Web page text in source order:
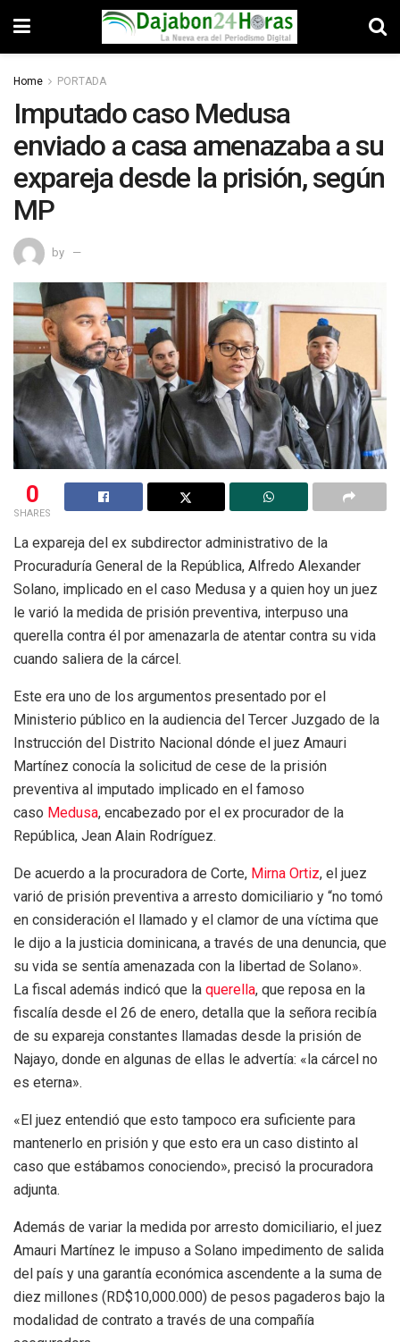
Home PORTADA
Imputado caso Medusa
enviado a casa amenazaba a su
expareja desde la prisión, según
MP
by
0
SHARES
La expareja del ex subdirector administrativo de la
Procuraduría General de la República, Alfredo Alexander
Solano, implicado en el caso Medusa y a quien hoy un juez
le varió la medida de prisión preventiva, interpuso una
querella contra él por amenazarla de atentar contra su vida
cuando saliera de la cárcel.
Este era uno de los argumentos presentado por el
Ministerio público en la audiencia del Tercer Juzgado de la
Instrucción del Distrito Nacional dónde el juez Amauri
Martínez conocía la solicitud de cese de la prisión
preventiva al imputado implicado en el famoso
caso Medusa, encabezado por el ex procurador de la
República, Jean Alain Rodríguez.
De acuerdo a la procuradora de Corte, Mirna Ortiz, el juez
varió de prisión preventiva a arresto domiciliario y “no tomó
en consideración el llamado y el clamor de una víctima que
le dijo a la justicia dominicana, a través de una denuncia, que
su vida se sentía amenazada con la libertad de Solano».
La fiscal además indicó que la querella, que reposa en la
fiscalía desde el 26 de enero, detalla que la señora recibía
de su expareja constantes llamadas desde la prisión de
Najayo, donde en algunas de ellas le advertía: «la cárcel no
es eterna».
«El juez entendió que esto tampoco era suficiente para
mantenerlo en prisión y que esto era un caso distinto al
caso que estábamos conociendo», precisó la procuradora
adjunta.
Además de variar la medida por arresto domiciliario, el juez
Amauri Martínez le impuso a Solano impedimento de salida
del país y una garantía económica ascendente a la suma de
diez millones (RD$10,000.000) de pesos pagaderos bajo la
modalidad de contrato a través de una compañía